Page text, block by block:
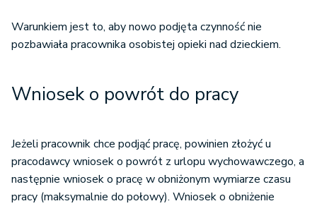
Warunkiem jest to, aby nowo podjęta czynność nie
pozbawiała pracownika osobistej opieki nad dzieckiem.
Wniosek o powrót do pracy
Jeżeli pracownik chce podjąć pracę, powinien złożyć u
pracodawcy wniosek o powrót z urlopu wychowawczego, a
następnie wniosek o pracę w obniżonym wymiarze czasu
pracy (maksymalnie do połowy). Wniosek o obniżenie